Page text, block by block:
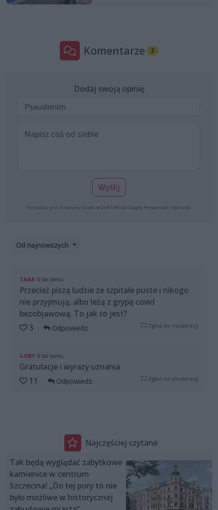
Komentarze 2
Dodaj swoją opinię
Wyślij
Formularz jest chroniony dzięki reCAPTCHA od Google: Prywatność | Warunki
Od najnowszych
TAAA 5 lat temu
Przecież piszą ludzie ze szpitale puste i nikogo
nie przyjmują, albo leżą z grypą covid
bezobjawową. To jak to jest?
3
Odpowiedz Zgłoś do moderacji
GOBY 5 lat temu
Gratulacje i wyrazy uznania
11
Odpowiedz Zgłoś do moderacji
Najczęściej czytane
Tak będą wyglądać zabytkowe
kamienice w centrum
Szczecina! „Do tej pory to nie
było możliwe w historycznej